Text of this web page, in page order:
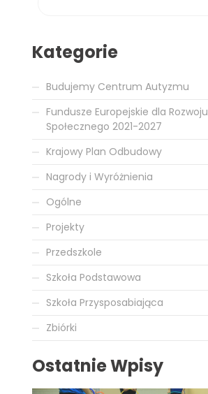
Kategorie
Budujemy Centrum Autyzmu
Fundusze Europejskie dla Rozwoju
Społecznego 2021-2027
Krajowy Plan Odbudowy
Nagrody i Wyróżnienia
Ogólne
Projekty
Przedszkole
Szkoła Podstawowa
Szkoła Przysposabiająca
Zbiórki
Ostatnie Wpisy